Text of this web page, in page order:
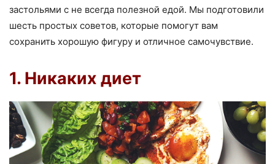
застольями с не всегда полезной едой. Мы подготовили
шесть простых советов, которые помогут вам
сохранить хорошую фигуру и отличное самочувствие.
1. Никаких диет